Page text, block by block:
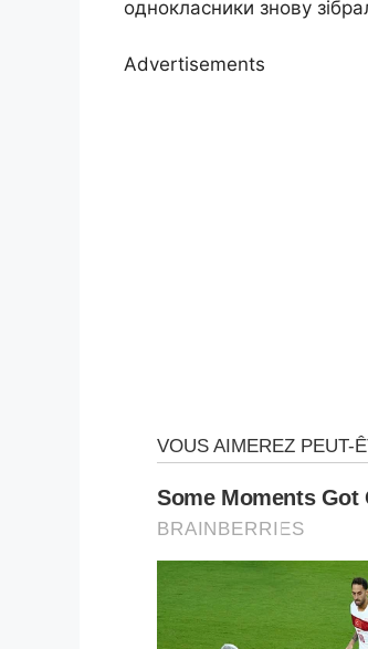
однокласники знову
Advertisements